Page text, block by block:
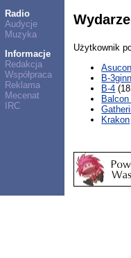
Radio
Audycje
Muzyka
Informacje
Redakcja
Współpraca
Reklama
Mecenat
IRC
Użytkownik
B-
B-4
Krakon